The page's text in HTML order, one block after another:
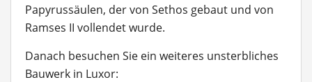
Papyrussäulen, der von Sethos gebaut und von
Ramses II vollendet wurde.
Danach besuchen Sie ein weiteres unsterbliches
Bauwerk in Luxor: